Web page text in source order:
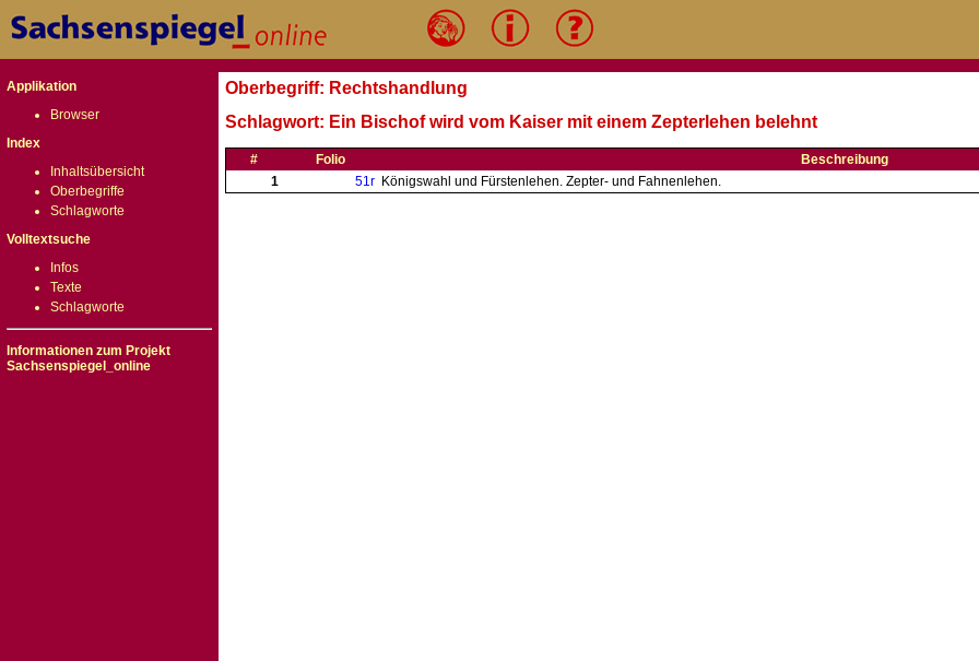
Applikation
Browser
Index
Inhaltsübersicht
Oberbegriffe
Schlagworte
Volltextsuche
Infos
Texte
Schlagworte
Informationen zum Projekt
Sachsenspiegel_online
Oberbegriff: Rechtshandlung
Schlagwort: Ein Bischof wird vom Kaiser mit einem Zepterlehen belehnt
# Folio Beschreibung
1
51r Königswahl und Fürstenlehen. Zepter- und Fahnenlehen.